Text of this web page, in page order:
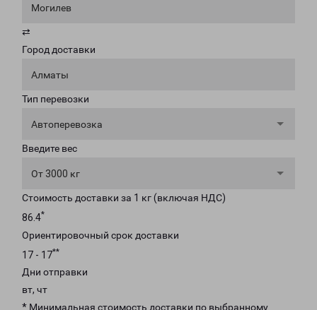
Могилев
⇄
Город доставки
Алматы
Тип перевозки
Автоперевозка
Введите вес
От 3000 кг
Стоимость доставки за 1 кг (включая НДС)
86.4*
Ориентировочный срок доставки
17 - 17**
Дни отправки
вт, чт
* Минимальная стоимость доставки по выбранному